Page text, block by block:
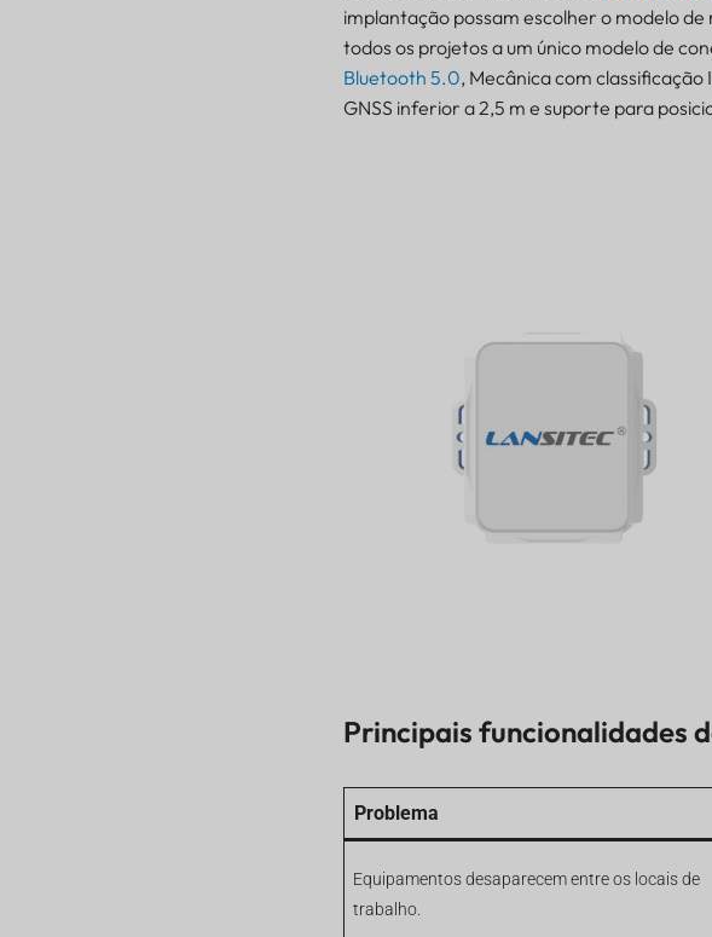
implantação possam escolher o modelo
todos os projetos a um único modelo de
Bluetooth 5.0, Mecânica com
GNSS inferior a 2,5 m e suporte para
Principais funcionalidades
Problema
Equipamentos desaparecem entre os locais de
trabalho.